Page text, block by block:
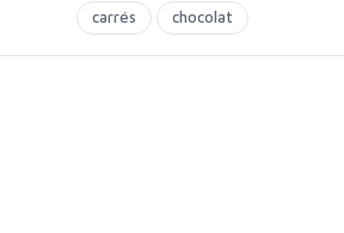
carrés
chocolat